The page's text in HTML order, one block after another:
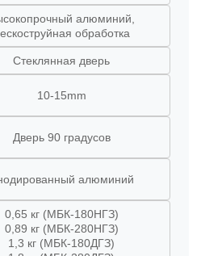
алюминий,
обработка
Стеклянная дверь
10-15mm
Дверь 90 градусов
алюминий
0,65 кг (МБК-180НГЗ)
0,89 кг (МБК-280НГЗ)
1,3 кг (МБК-180ДГЗ)